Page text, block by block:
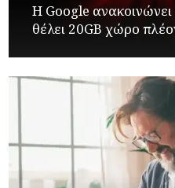
Η Google
θέλει 20GB χώρο